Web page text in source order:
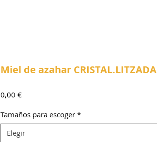
Miel de azahar CRISTAL.LITZADA
0,00 €Precio
Tamaños para escoger *
Elegir